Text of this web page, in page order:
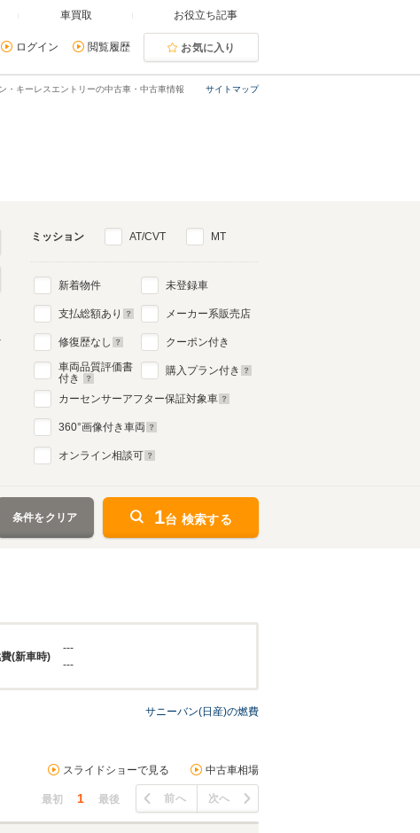
車買取 お役立ち記事
ログイン 閲覧履歴 お気に入り
サイトマップ
・キーレスエントリーの中古車・中古車情報
ミッション AT/CVT MT
新着物件
支払総額あり
修復歴なし
車両品質評価書
付き
未登録車
メーカー系販売店
クーポン付き
購入プラン付き
カーセンサーアフター保証対象車
360°画像付き車両
オンライン相談可
条件をクリア 1台 検索する
(新車時)
---
---
サニーバン(日産)の燃費
スライドショーで見る 中古車相場
最初 1 最後 前へ 次へ